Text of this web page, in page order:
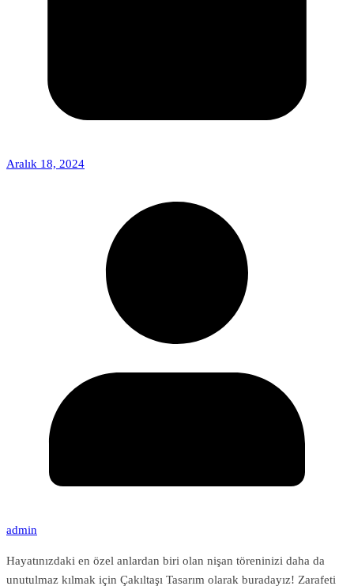
Aralık 18, 2024
admin
Hayatınızdaki en özel anlardan biri olan nişan töreninizi daha da
unutulmaz kılmak için Çakıltaşı Tasarım olarak buradayız! Zarafeti